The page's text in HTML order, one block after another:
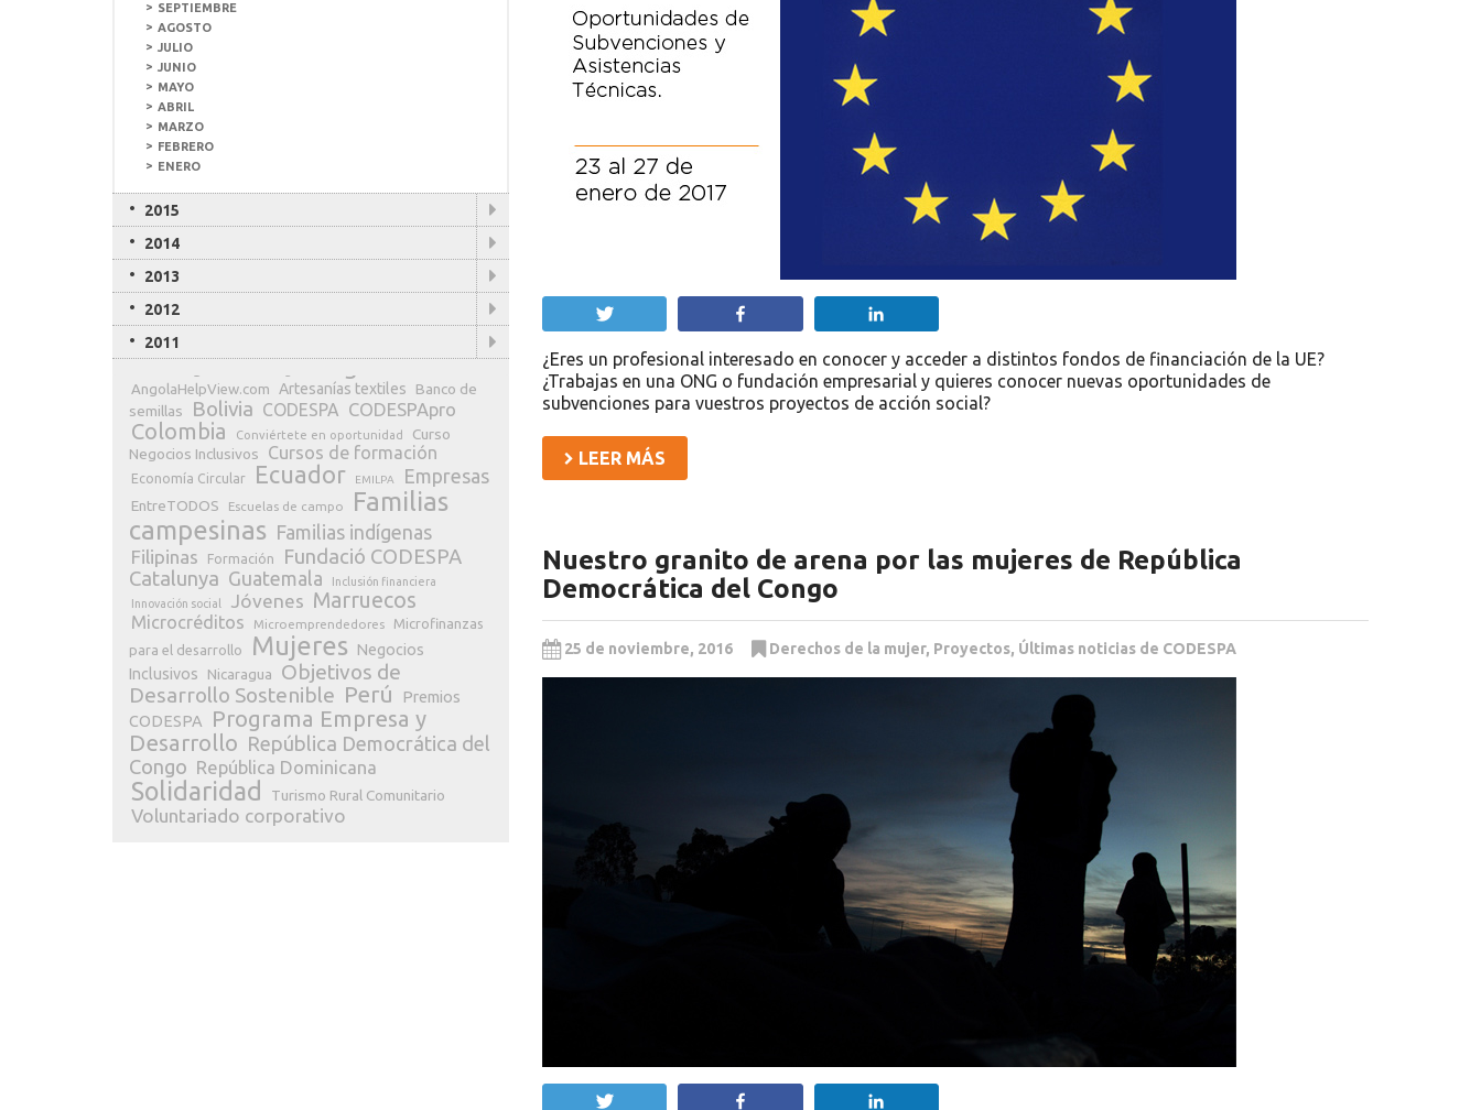
¿Eres un profesional interesado en conocer y acceder a distintos fondos de financiación de la UE?
¿Trabajas en una ONG o fundación empresarial y quieres conocer nuevas oportunidades de
subvenciones para vuestros proyectos de acción social?
LEER MÁS
Nuestro granito de arena por las mujeres de República
Democrática del Congo
25 de noviembre, 2016 Derechos de la mujer, Proyectos, Últimas noticias de CODESPA
SEPTIEMBRE
AGOSTO
JULIO
JUNIO
MAYO
ABRIL
MARZO
FEBRERO
ENERO
2015
2014
2013
2012
2011
NUBE DE ETIQUETAS
Angola
AngolaHelpView.com Artesanías textiles
Banco de
semillas
Bolivia CODESPA CODESPApro
Colombia Conviértete en oportunidad
Curso
Negocios Inclusivos
Cursos de formación
Economía Circular Ecuador EMILPA Empresas
EntreTODOS Escuelas de campo
Familias
campesinas Familias indígenas
Filipinas
Formación
Fundació CODESPA
Catalunya Guatemala
Inclusión financiera
Innovación social
Jóvenes Marruecos
Microcréditos Microemprendedores
Microfinanzas
para el desarrollo
Mujeres
Negocios
Inclusivos
Nicaragua
Objetivos de
Desarrollo Sostenible Perú
Premios
CODESPA
Programa Empresa y
Desarrollo República Democrática del
Congo República Dominicana
Solidaridad Turismo Rural Comunitario
Voluntariado corporativo